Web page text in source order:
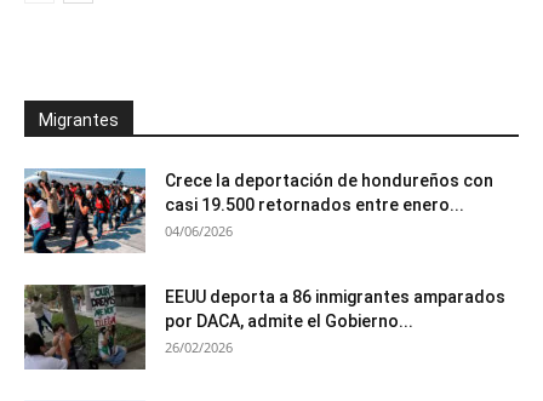
Migrantes
Crece la deportación de hondureños con
casi 19.500 retornados entre enero...
04/06/2026
EEUU deporta a 86 inmigrantes amparados
por DACA, admite el Gobierno...
26/02/2026